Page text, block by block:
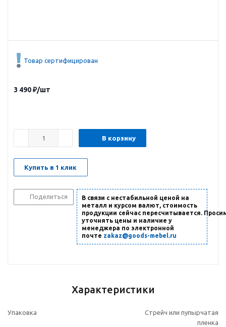
Товар сертифицирован
3 490₽/шт
В корзину
Купить в 1 клик
Поделиться
В связи с нестабильной ценой на
металл и курсом валют, стоимость
продукции сейчас пересчитывается.
уточнять цены и наличие у
менеджера по электронной
почте zakaz@goods-mebel.ru
Характеристики
Упаковка
Стрейч или пупырчатая
пленка